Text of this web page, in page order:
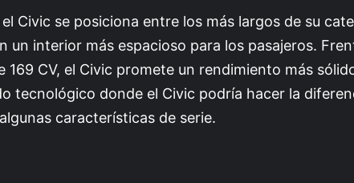
Civic se posiciona entre los más largos de su
un interior más espacioso para los pasajeros.
CV, el Civic promete un rendimiento más
tecnológico donde el Civic podría hacer la
características de serie.